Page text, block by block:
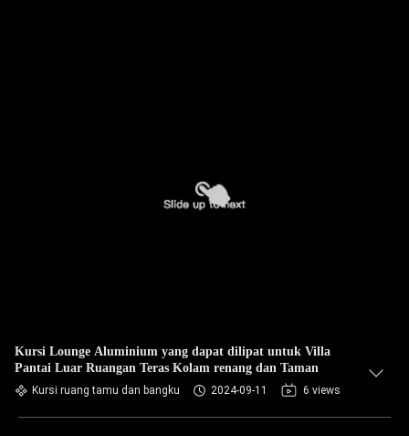
Kursi Lounge Aluminium yang dapat dilipat untuk Villa
Pantai Luar Ruangan Teras Kolam renang dan Taman
Kursi ruang tamu dan bangku 2024-09-11 6 views